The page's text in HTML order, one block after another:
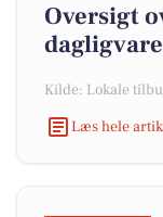
Oversigt
Kilde: Lokale
Læs hele